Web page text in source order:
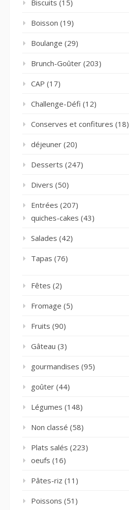
Biscuits (15)
Boisson (19)
Boulange (29)
Brunch-Goûter (203)
CAP (17)
Challenge-Défi (12)
Conserves et confitures (18)
déjeuner (20)
Desserts (247)
Divers (50)
Entrées (207)
quiches-cakes (43)
Salades (42)
Tapas (76)
Fêtes (2)
Fromage (5)
Fruits (90)
Gâteau (3)
gourmandises (95)
goûter (44)
Légumes (148)
Non classé (58)
Plats salés (223)
oeufs (16)
Pâtes-riz (11)
Poissons (51)